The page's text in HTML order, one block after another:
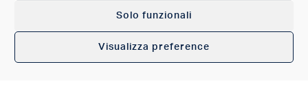
Solo funzionali
Visualizza preference
CONNECT